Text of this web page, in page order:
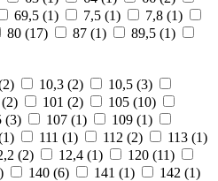
69,5 (1) 7,5 (1) 7,8 (1)
80 (17) 87 (1) 89,5 (1)
2) 10,3 (2) 10,5 (3)
2) 101 (2) 105 (10)
(3) 107 (1) 109 (1)
1) 111 (1) 112 (2) 113 (1)
(2) 12,4 (1) 120 (11)
) 140 (6) 141 (1) 142 (1)